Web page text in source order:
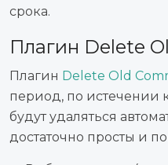
срока.
Плагин Delete
Плагин Delete Old
период, по истечении
будут удаляться
достаточно просты и